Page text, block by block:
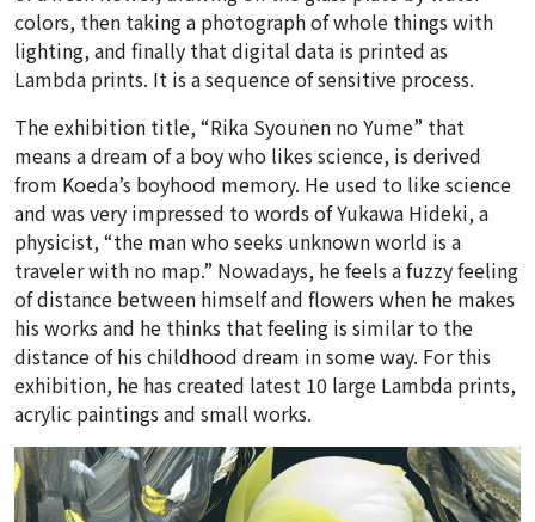
colors, then taking a photograph of whole things with
lighting, and finally that digital data is printed as
Lambda prints. It is a sequence of sensitive process.
The exhibition title, “Rika Syounen no Yume” that
means a dream of a boy who likes science, is derived
from Koeda’s boyhood memory. He used to like science
and was very impressed to words of Yukawa Hideki, a
physicist, “the man who seeks unknown world is a
traveler with no map.” Nowadays, he feels a fuzzy feeling
of distance between himself and flowers when he makes
his works and he thinks that feeling is similar to the
distance of his childhood dream in some way. For this
exhibition, he has created latest 10 large Lambda prints,
acrylic paintings and small works.